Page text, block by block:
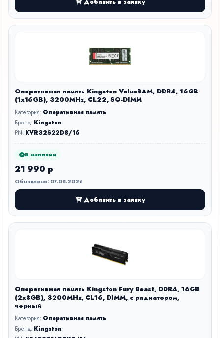
Оперативная память Kingston ValueRAM, DDR4, 16GB
(1x16GB), 3200MHz, CL22, SO-DIMM
Категория: Оперативная память
Бренд: Kingston
PN: KVR32S22D8/16
В наличии
21 990 р
Обновлено: 07.08.2026
Добавить в заявку
Оперативная память Kingston Fury Beast, DDR4, 16GB
(2x8GB), 3200MHz, CL16, DIMM, с радиатором,
черный
Категория: Оперативная память
Бренд: Kingston